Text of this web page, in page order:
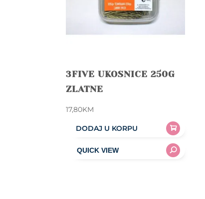
3FIVE UKOSNICE 250G
ZLATNE
17,80KM
DODAJ U KORPU